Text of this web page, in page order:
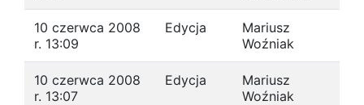
10 czerwca 2008
r. 13:09
Edycja
Mariusz
Woźniak
10 czerwca 2008
r. 13:07
Edycja
Mariusz
Woźniak